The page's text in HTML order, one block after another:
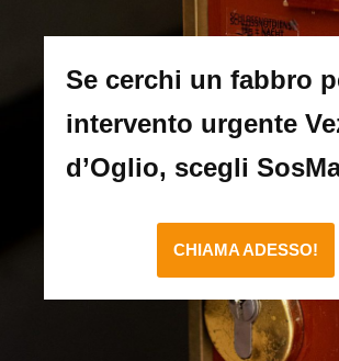
Se cerchi un fabbro
intervento urgente
d’Oglio, scegli
CHIAMA ADESSO!